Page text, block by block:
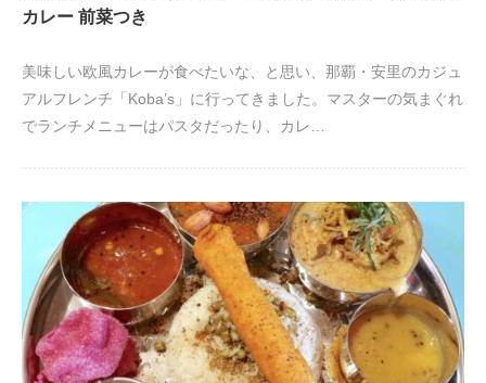
カレー 前菜つき
美味しい欧風カレーが食べたいな、と思い、那覇・安里のカジュ
アルフレンチ「Koba’s」に行ってきました。マスターの気まぐれ
でランチメニューはパスタだったり、カレ…